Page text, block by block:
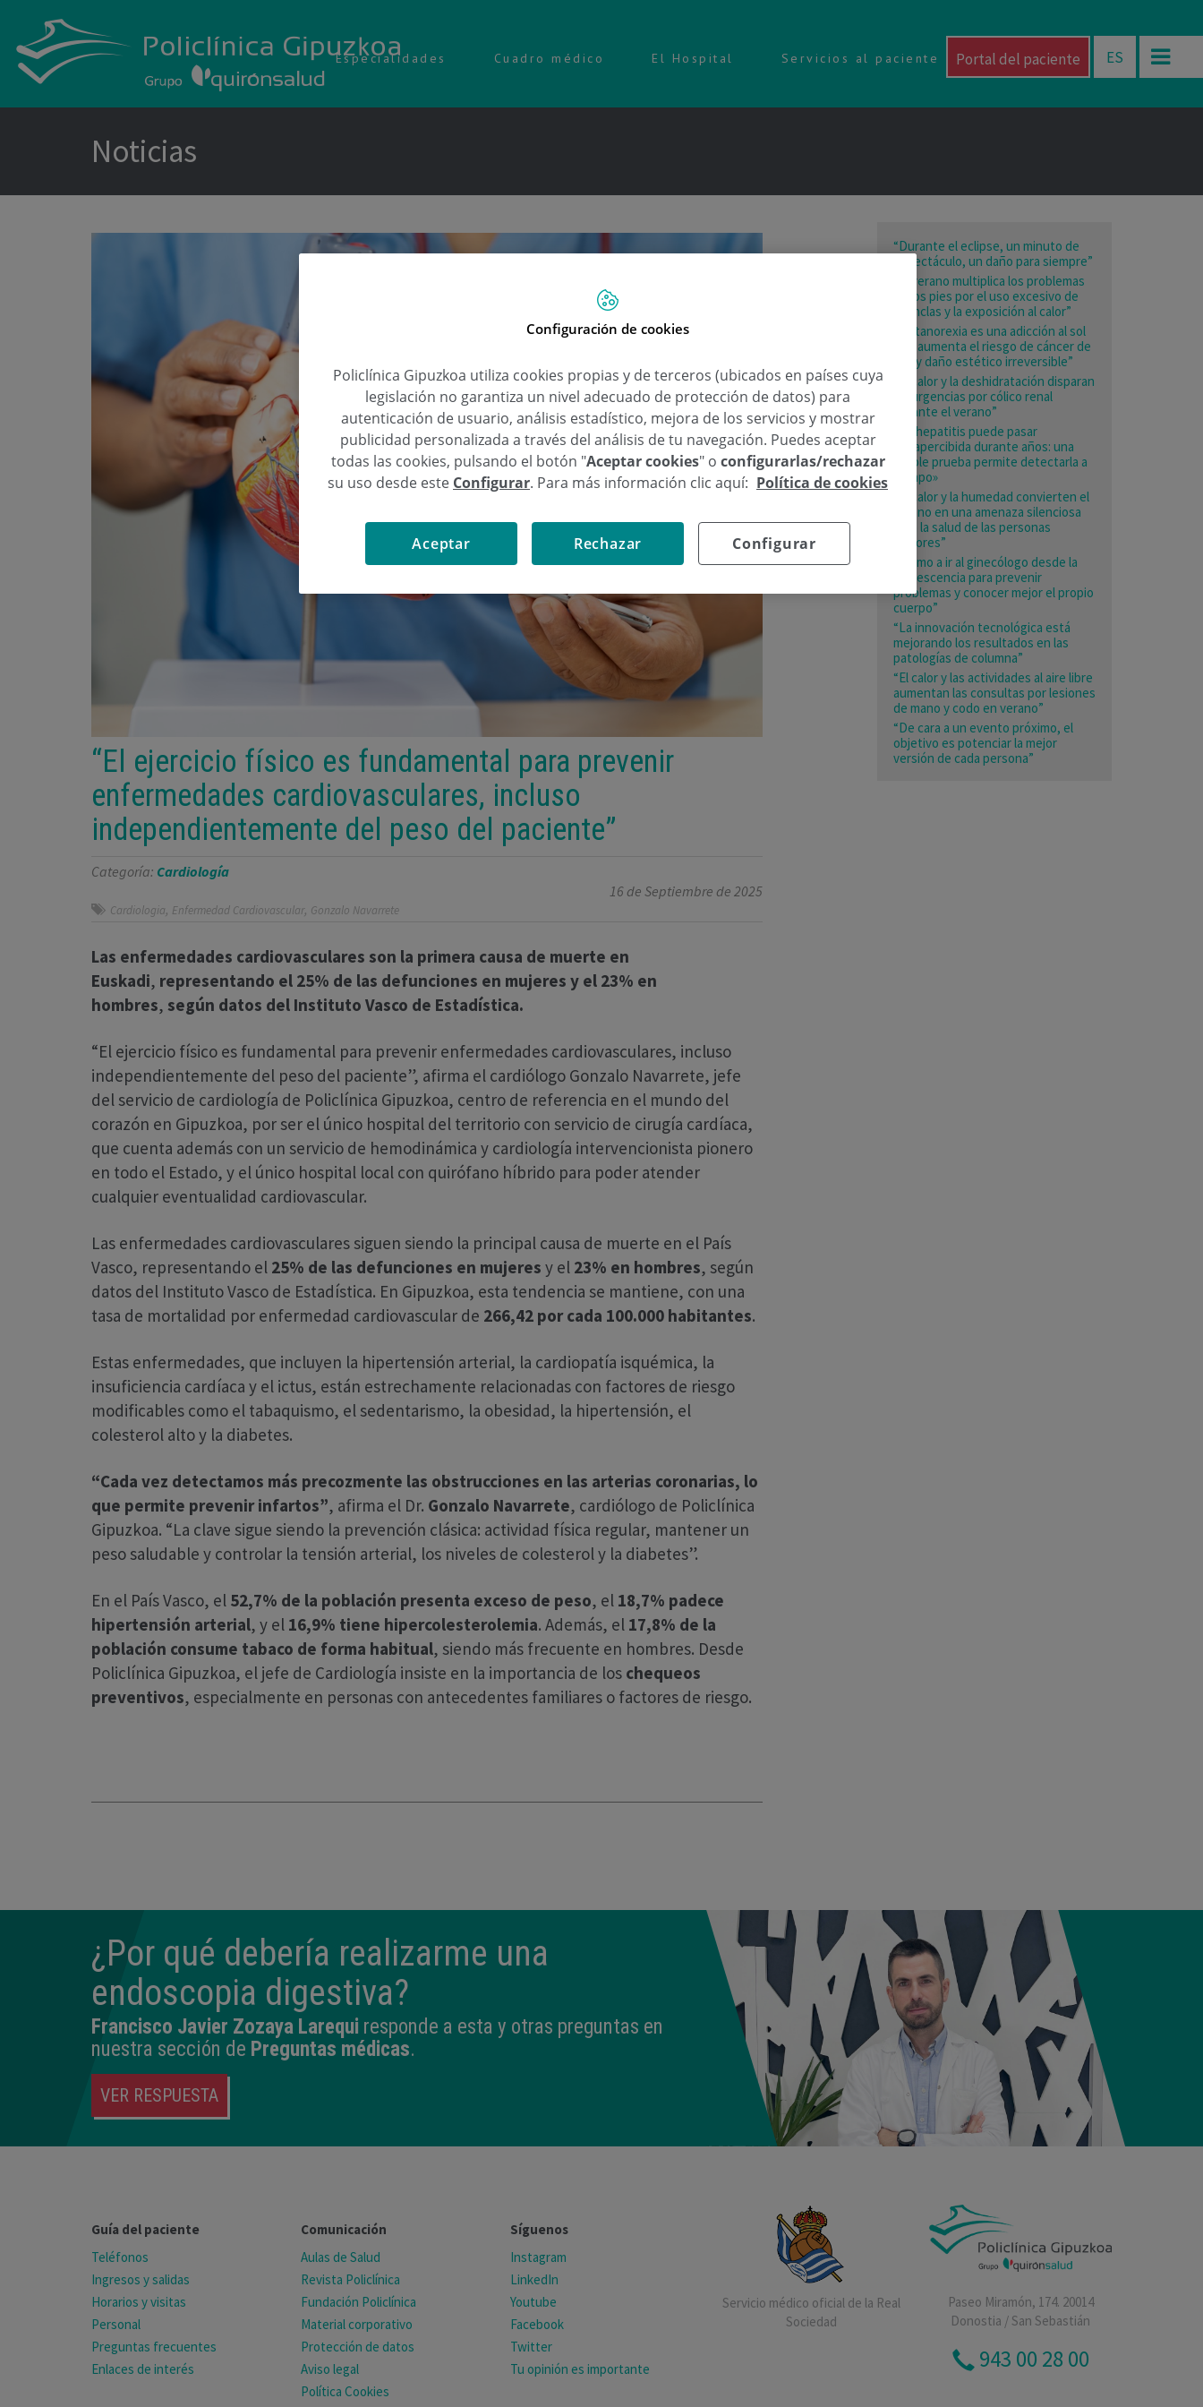
Especialidades Cuadro médico El Hospital Servicios al paciente Portal del paciente ES
Noticias
“El ejercicio físico es fundamental para prevenir
enfermedades cardiovasculares, incluso
independientemente del peso del paciente”
Categoría: Cardiología
16 de Septiembre de 2025
Cardiologia, Enfermedad Cardiovascular, Gonzalo Navarrete
Las enfermedades cardiovasculares son la primera causa de muerte en
Euskadi, representando el 25% de las defunciones en mujeres y el 23% en
hombres, según datos del Instituto Vasco de Estadística.
“El ejercicio físico es fundamental para prevenir enfermedades cardiovasculares, incluso
independientemente del peso del paciente”, afirma el cardiólogo Gonzalo Navarrete, jefe
del servicio de cardiología de Policlínica Gipuzkoa, centro de referencia en el mundo del
corazón en Gipuzkoa, por ser el único hospital del territorio con servicio de cirugía cardíaca,
que cuenta además con un servicio de hemodinámica y cardiología intervencionista pionero
en todo el Estado, y el único hospital local con quirófano híbrido para poder atender
cualquier eventualidad cardiovascular.
Las enfermedades cardiovasculares siguen siendo la principal causa de muerte en el País
Vasco, representando el 25% de las defunciones en mujeres y el 23% en hombres, según
datos del Instituto Vasco de Estadística. En Gipuzkoa, esta tendencia se mantiene, con una
tasa de mortalidad por enfermedad cardiovascular de 266,42 por cada 100.000 habitantes.
Estas enfermedades, que incluyen la hipertensión arterial, la cardiopatía isquémica, la
insuficiencia cardíaca y el ictus, están estrechamente relacionadas con factores de riesgo
modificables como el tabaquismo, el sedentarismo, la obesidad, la hipertensión, el
colesterol alto y la diabetes.
“Cada vez detectamos más precozmente las obstrucciones en las arterias coronarias, lo
que permite prevenir infartos”, afirma el Dr. Gonzalo Navarrete, cardiólogo de Policlínica
Gipuzkoa. “La clave sigue siendo la prevención clásica: actividad física regular, mantener un
peso saludable y controlar la tensión arterial, los niveles de colesterol y la diabetes”.
En el País Vasco, el 52,7% de la población presenta exceso de peso, el 18,7% padece
hipertensión arterial, y el 16,9% tiene hipercolesterolemia. Además, el 17,8% de la
población consume tabaco de forma habitual, siendo más frecuente en hombres. Desde
Policlínica Gipuzkoa, el jefe de Cardiología insiste en la importancia de los chequeos
preventivos, especialmente en personas con antecedentes familiares o factores de riesgo.
“Durante el eclipse, un minuto de
espectáculo, un daño para siempre”
“El verano multiplica los problemas
en los pies por el uso excesivo de
chanclas y la exposición al calor”
“La tanorexia es una adicción al sol
que aumenta el riesgo de cáncer de
piel y daño estético irreversible”
“El calor y la deshidratación disparan
las urgencias por cólico renal
durante el verano”
«La hepatitis puede pasar
desapercibida durante años: una
simple prueba permite detectarla a
tiempo»
“El calor y la humedad convierten el
verano en una amenaza silenciosa
para la salud de las personas
mayores”
«Animo a ir al ginecólogo desde la
adolescencia para prevenir
problemas y conocer mejor el propio
cuerpo”
“La innovación tecnológica está
mejorando los resultados en las
patologías de columna”
“El calor y las actividades al aire libre
aumentan las consultas por lesiones
de mano y codo en verano”
“De cara a un evento próximo, el
objetivo es potenciar la mejor
versión de cada persona”
¿Por qué debería realizarme una
endoscopia digestiva?
Francisco Javier Zozaya Larequi responde a esta y otras preguntas en
nuestra sección de Preguntas médicas.
VER RESPUESTA
Guía del paciente
Teléfonos
Ingresos y salidas
Horarios y visitas
Personal
Preguntas frecuentes
Enlaces de interés
Comunicación
Aulas de Salud
Revista Policlínica
Fundación Policlínica
Material corporativo
Protección de datos
Aviso legal
Política Cookies
Síguenos
Instagram
LinkedIn
Youtube
Facebook
Twitter
Tu opinión es importante
Servicio médico oficial de la Real
Sociedad
Paseo Miramón, 174. 20014
Donostia / San Sebastián
943 00 28 00
Configuración de cookies
Policlínica Gipuzkoa utiliza cookies propias y de terceros (ubicados en países cuya
legislación no garantiza un nivel adecuado de protección de datos) para
autenticación de usuario, análisis estadístico, mejora de los servicios y mostrar
publicidad personalizada a través del análisis de tu navegación. Puedes aceptar
todas las cookies, pulsando el botón "Aceptar cookies" o configurarlas/rechazar
su uso desde este Configurar. Para más información clic aquí: Política de cookies
Configurar
Rechazar
Aceptar